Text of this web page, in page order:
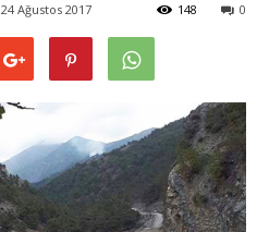
24 Ağustos 2017 0
148